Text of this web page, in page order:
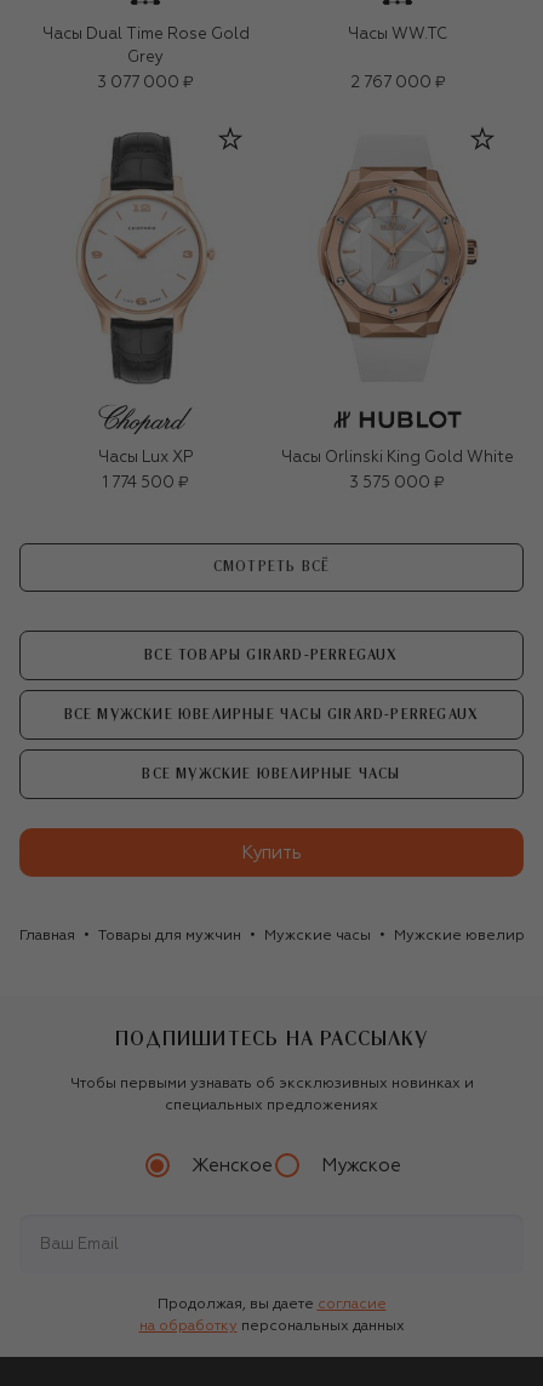
Часы Dual Time Rose Gold
Grey
3 077 000 ₽
Часы WW.TC
2 767 000 ₽
Часы Lux XP
1 774 500 ₽
Часы Orlinski King Gold White
3 575 000 ₽
СМОТРЕТЬ ВСЁ
ВСЕ ТОВАРЫ GIRARD-PERREGAUX
ВСЕ МУЖСКИЕ ЮВЕЛИРНЫЕ ЧАСЫ GIRARD-PERREGAUX
ВСЕ МУЖСКИЕ ЮВЕЛИРНЫЕ ЧАСЫ
Купить
Главная Товары для мужчин Мужские часы Мужские
ПОДПИШИТЕСЬ НА РАССЫЛКУ
Чтобы первыми узнавать об эксклюзивных новинках и
специальных предложениях
Женское Мужское
Продолжая, вы даете согласие
на обработку персональных данных